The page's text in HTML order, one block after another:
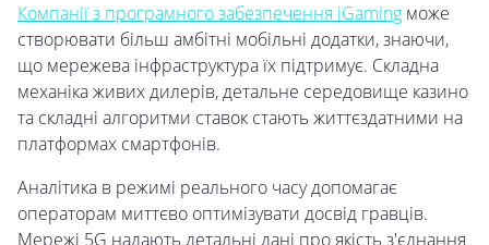
Компанії з програмного забезпечення iGaming може
створювати більш амбітні мобільні додатки, знаючи,
що мережева інфраструктура їх підтримує. Складна
механіка живих дилерів, детальне середовище казино
та складні алгоритми ставок стають життєздатними на
платформах смартфонів.
Аналітика в режимі реального часу допомагає
операторам миттєво оптимізувати досвід гравців.
Мережі 5G надають детальні дані про якість з'єднання